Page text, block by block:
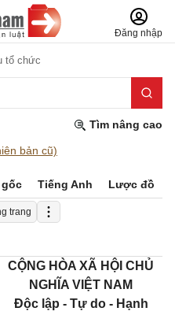
Đăng nhập
tổ chức
Tìm nâng cao
bản cũ)
gốc Tiếng Anh Lược đồ
trang
CỘNG HÒA XÃ HỘI CHỦ
NGHĨA VIỆT NAM
Độc lập - Tự do - Hạnh